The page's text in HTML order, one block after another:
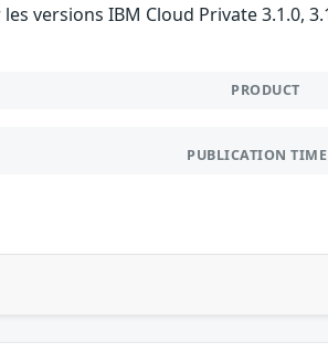
versions IBM Cloud Private 3.1.0,
PRODUCT
PUBLICATION TIME